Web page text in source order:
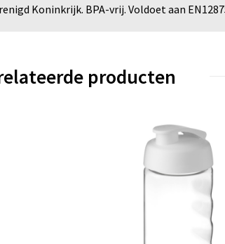
Koninkrijk. BPA-vrij. Voldoet aan
producten